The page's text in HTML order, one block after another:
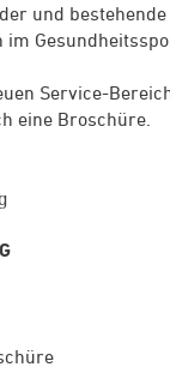
und bestehende
im
Service-
eine Broschüre.